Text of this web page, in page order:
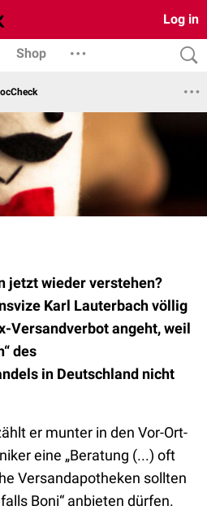
Log in
Shop
jetzt wieder verstehen?
Karl Lauterbach völlig
Versandverbot angeht, weil
des
in Deutschland nicht
er munter in den Vor-Ort-
eine „Beratung (...) oft
Versandapotheken sollten
Boni“ anbieten dürfen.